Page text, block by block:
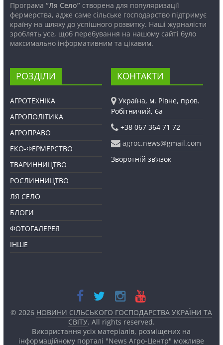
Програма “Ля Село”створена для популяризації
фермерства, адже саме сільське господарство підтримує
країну на шляху до успішного розвитку. Наші журналісти
зроблять усе, щоб перебування на нашому сайті було
максимально інформативним та цікавим.
РОЗДІЛИ
АГРОТЕХНІКА
АГРОПОЛІТИКА
АГРОПРАВО
ЕКО-ФЕРМЕРСТВО
ТВАРИННИЦТВО
РОСЛИННИЦТВО
ЛЯ СЕЛО
БЛОГИ
ФОТОГАЛЕРЕЯ
ІНШЕ
КОНТАКТИ
Україна, м. Рівне, пров.
Робітничий, 6а
+38 067 364 71 72
agroc.news@gmail.com
Зворотній зв’язок
© 2026 НОВИНИ СІЛЬСЬКОГО ГОСПОДАРСТВА УКРАЇНИ ТА
СВІТУ. All rights reserved.
Використання усіх матеріалів, розміщених на
інформаційному порталі "News Агро-Центр" можливе